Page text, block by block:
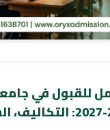
للقبول في